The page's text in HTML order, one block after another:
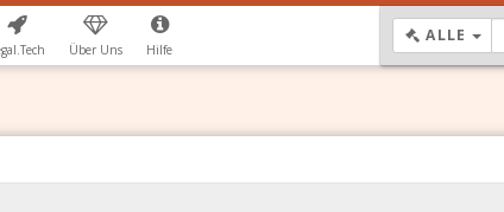
Über Uns Hilfe
ALLE